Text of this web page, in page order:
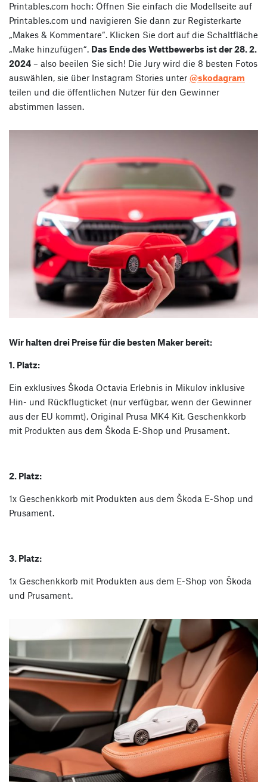
Printables.com hoch: Öffnen Sie einfach die Modellseite auf
Printables.com und navigieren Sie dann zur Registerkarte
„Makes & Kommentare“. Klicken Sie dort auf die Schaltfläche
„Make hinzufügen“. Das Ende des Wettbewerbs ist der 28. 2.
2024 – also beeilen Sie sich! Die Jury wird die 8 besten Fotos
auswählen, sie über Instagram Stories unter @skodagram
teilen und die öffentlichen Nutzer für den Gewinner
abstimmen lassen.
Wir halten drei Preise für die besten Maker bereit:
1. Platz:
Ein exklusives Škoda Octavia Erlebnis in Mikulov inklusive
Hin- und Rückflugticket (nur verfügbar, wenn der Gewinner
aus der EU kommt), Original Prusa MK4 Kit, Geschenkkorb
mit Produkten aus dem Škoda E-Shop und Prusament.
2. Platz:
1x Geschenkkorb mit Produkten aus dem Škoda E-Shop und
Prusament.
3. Platz:
1x Geschenkkorb mit Produkten aus dem E-Shop von Škoda
und Prusament.